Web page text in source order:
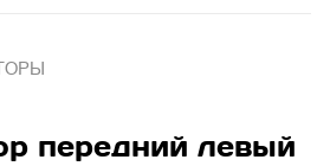
передний левый